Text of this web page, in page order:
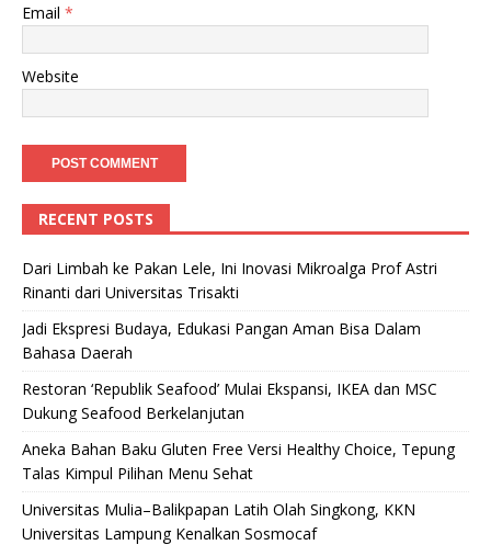
Email *
Website
RECENT POSTS
Dari Limbah ke Pakan Lele, Ini Inovasi Mikroalga Prof Astri
Rinanti dari Universitas Trisakti
Jadi Ekspresi Budaya, Edukasi Pangan Aman Bisa Dalam
Bahasa Daerah
Restoran ‘Republik Seafood’ Mulai Ekspansi, IKEA dan MSC
Dukung Seafood Berkelanjutan
Aneka Bahan Baku Gluten Free Versi Healthy Choice, Tepung
Talas Kimpul Pilihan Menu Sehat
Universitas Mulia–Balikpapan Latih Olah Singkong, KKN
Universitas Lampung Kenalkan Sosmocaf